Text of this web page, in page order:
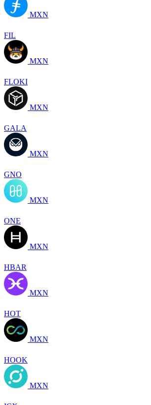
MXN
FIL
MXN
FLOKI
MXN
GALA
MXN
GNO
MXN
ONE
MXN
HBAR
MXN
HOT
MXN
HOOK
MXN